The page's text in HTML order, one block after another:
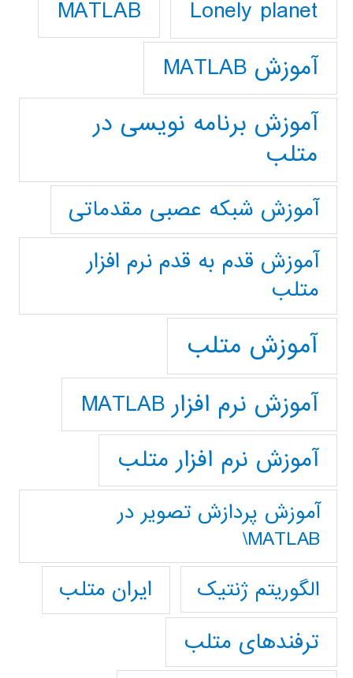
Lonely planet
MATLAB
آموزش MATLAB
آموزش برنامه نویسی در
متلب
آموزش شبکه عصبی مقدماتی
آموزش قدم به قدم نرم افزار
متلب
آموزش متلب
آموزش نرم افزار MATLAB
آموزش نرم افزار متلب
آموزش پردازش تصوير در
MATLAB\
الگوریتم ژنتیک
ایران متلب
ترفندهای متلب